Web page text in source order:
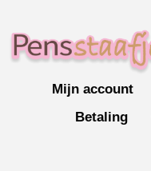
Mijn account
Betaling